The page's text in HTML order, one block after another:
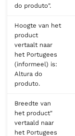
do produto".
Hoogte van het
product
vertaalt naar
het Portugees
(informeel) is:
Altura do
produto.
Breedte van
het product"
vertaald naar
het Portugees